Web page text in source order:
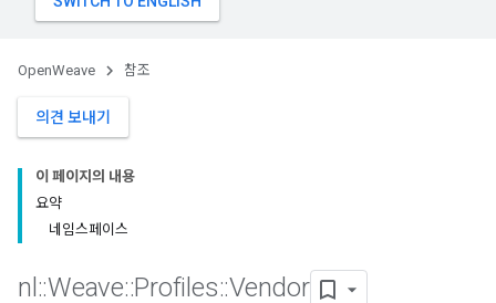
OpenWeave 참조
의견 보내기
이 페이지의 내용
요약
네임스페이스
nl ::Weave::Profiles::Vendor